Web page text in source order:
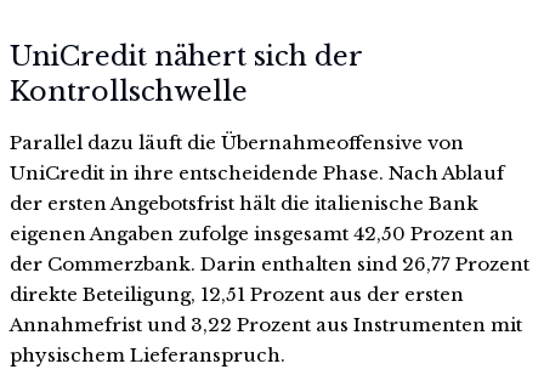
UniCredit nähert sich der
Kontrollschwelle
Parallel dazu läuft die Übernahmeoffensive von
UniCredit in ihre entscheidende Phase. Nach Ablauf
der ersten Angebotsfrist hält die italienische Bank
eigenen Angaben zufolge insgesamt 42,50 Prozent an
der Commerzbank. Darin enthalten sind 26,77 Prozent
direkte Beteiligung, 12,51 Prozent aus der ersten
Annahmefrist und 3,22 Prozent aus Instrumenten mit
physischem Lieferanspruch.